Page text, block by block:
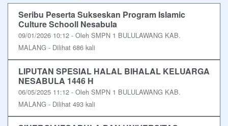
Seribu Peserta Sukseskan Program Islamic
Culture Schooll Nesabula
09/01/2026 10:12 - Oleh SMPN 1 BULULAWANG KAB.
MALANG - Dilihat 686 kali
LIPUTAN SPESIAL HALAL BIHALAL KELUARGA
NESABULA 1446 H
06/05/2025 11:12 - Oleh SMPN 1 BULULAWANG KAB.
MALANG - Dilihat 493 kali